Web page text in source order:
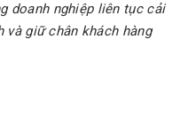
doanh nghiệp liên tục cải
và giữ chân khách hàng